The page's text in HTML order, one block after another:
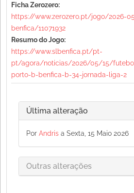
Ficha Zerozero:
https://www.zerozero.pt/jogo/2026-
benfica/11071932
Resumo do Jogo:
https://www.slbenfica.pt/pt-
pt/agora/noticias/2026/05/15/
porto-b-benfica-b-34-jornada-liga-2
Última alteração
Por Andris a Sexta, 15 Maio 2026
Outras alterações